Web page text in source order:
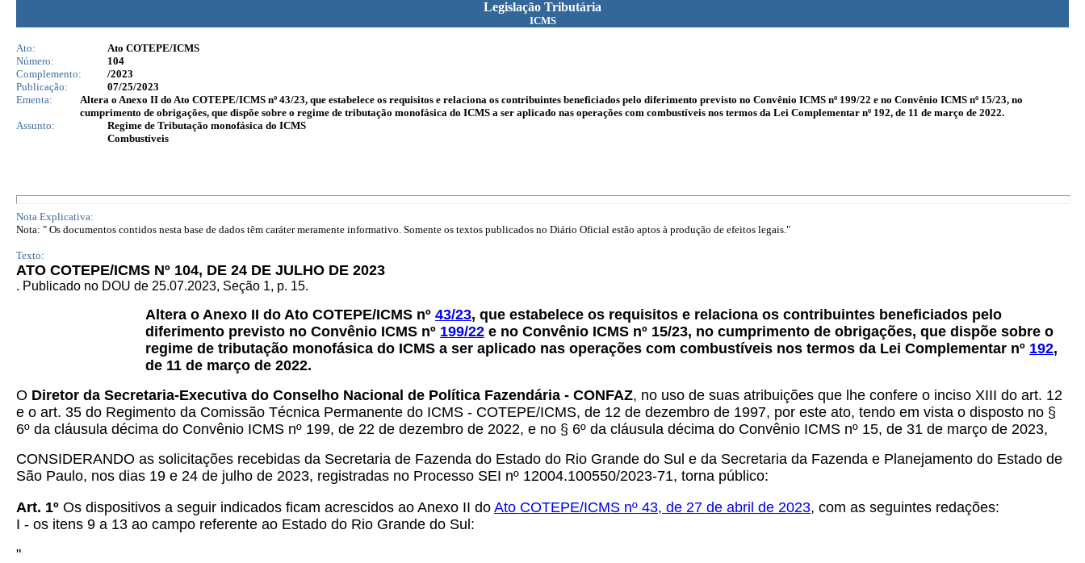
Legislação Tributária
ICMS
Ato:
Ato COTEPE/ICMS
Número:
104
Complemento:
/2023
Publicação:
07/25/2023
Ementa:
Altera o Anexo II do Ato COTEPE/ICMS nº 43/23, que estabelece os requisitos e relaciona os contribuintes beneficiados pelo diferimento previsto no Convênio ICMS nº 199/22 e no Convênio ICMS nº 15/23, no
cumprimento de obrigações, que dispõe sobre o regime de tributação monofásica do ICMS a ser aplicado nas operações com combustíveis nos termos da Lei Complementar nº 192, de 11 de março de 2022.
Assunto:
Regime de Tributação monofásica do ICMS
Combustíveis
Nota Explicativa:
Nota: " Os documentos contidos nesta base de dados têm caráter meramente informativo. Somente os textos publicados no Diário Oficial estão aptos à produção de efeitos legais."
Texto:
ATO COTEPE/ICMS Nº 104, DE 24 DE JULHO DE 2023
. Publicado no DOU de 25.07.2023, Seção 1, p. 15.
Altera o Anexo II do Ato COTEPE/ICMS nº 43/23, que estabelece os requisitos e relaciona os contribuintes beneficiados pelo
diferimento previsto no Convênio ICMS nº 199/22 e no Convênio ICMS nº 15/23, no cumprimento de obrigações, que dispõe sobre o
regime de tributação monofásica do ICMS a ser aplicado nas operações com combustíveis nos termos da Lei Complementar nº 192,
de 11 de março de 2022.
O Diretor da Secretaria-Executiva do Conselho Nacional de Política Fazendária - CONFAZ, no uso de suas atribuições que lhe confere o inciso XIII do art. 12
e o art. 35 do Regimento da Comissão Técnica Permanente do ICMS - COTEPE/ICMS, de 12 de dezembro de 1997, por este ato, tendo em vista o disposto no §
6º da cláusula décima do Convênio ICMS nº 199, de 22 de dezembro de 2022, e no § 6º da cláusula décima do Convênio ICMS nº 15, de 31 de março de 2023,
CONSIDERANDO as solicitações recebidas da Secretaria de Fazenda do Estado do Rio Grande do Sul e da Secretaria da Fazenda e Planejamento do Estado de
São Paulo, nos dias 19 e 24 de julho de 2023, registradas no Processo SEI nº 12004.100550/2023-71, torna público:
Art. 1º Os dispositivos a seguir indicados ficam acrescidos ao Anexo II do Ato COTEPE/ICMS nº 43, de 27 de abril de 2023, com as seguintes redações:
I - os itens 9 a 13 ao campo referente ao Estado do Rio Grande do Sul:
"